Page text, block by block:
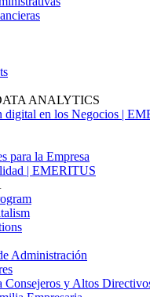
ANALYTICS
digital en los Negocios |
para la Empresa
| EMERITUS
Administración
Consejeros y Altos